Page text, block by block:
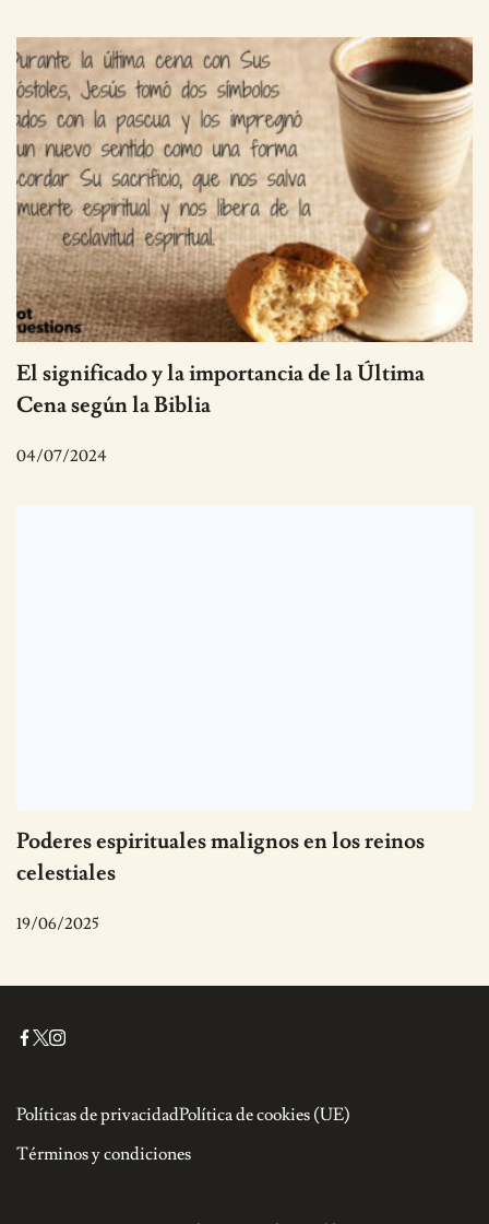
El significado y la importancia de la Última
Cena según la Biblia
04/07/2024
Poderes espirituales malignos en los reinos
celestiales
19/06/2025
Políticas de privacidadPolítica de cookies (UE)
Términos y condiciones